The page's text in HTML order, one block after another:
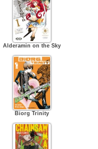
Alderamin on the Sky
Biorg Trinity